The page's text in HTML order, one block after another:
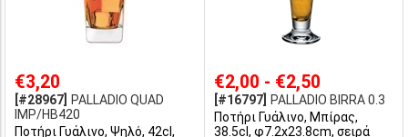
€3,20
[#28967]
PALLADIO QUAD
IMP/HB420
Ποτήρι Γυάλινο, Ψηλό, 42cl,
€2,00 - €2,50
[#16797]
PALLADIO BIRRA 0.3
Ποτήρι Γυάλινο, Μπίρας,
38.5cl, φ7.2x23.8cm, σειρά